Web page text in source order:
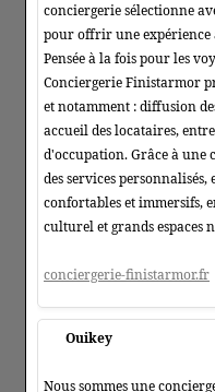
conciergerie sélectionne
pour offrir une expérience
Pensée à la fois pour les
Conciergerie Finistarmor
et notamment : diffusion
accueil des locataires,
d'occupation. Grâce à une
des services
confortables et immersifs,
culturel et grands espaces
conciergerie-finistarmor.fr
Ouikey
Nous sommes une